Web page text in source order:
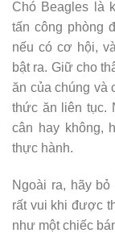
Chó Beagles là
tấn công phòng
nếu có cơ hội,
bật ra. Giữ cho
ăn của chúng và
thức ăn liên tục.
cân hay không,
thực hành.
Ngoài ra, hãy
rất vui khi được
như một chiếc